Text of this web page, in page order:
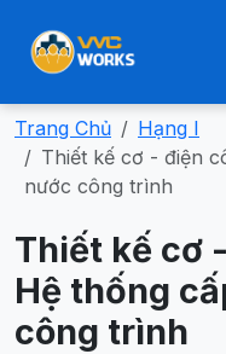
Trang Chủ
Hạng I
Thiết kế cơ - điện
nước công trình
Thiết kế cơ
Hệ thống
công trình